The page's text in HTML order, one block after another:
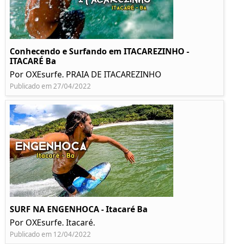
Conhecendo e Surfando em ITACAREZINHO -
ITACARÉ Ba
Por OXEsurfe. PRAIA DE ITACAREZINHO
Publicado em 27/04/2022
SURF NA ENGENHOCA - Itacaré Ba
Por OXEsurfe. Itacaré.
Publicado em 12/04/2022